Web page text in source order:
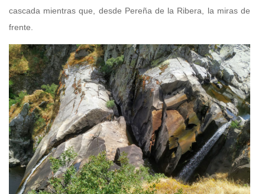
cascada mientras que, desde Pereña de la Ribera, la miras de
frente.